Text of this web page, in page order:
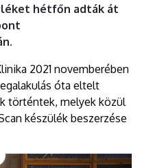
hétfőn adták át
2021 novemberében
óta eltelt
történtek, melyek közül
készülék beszerzése